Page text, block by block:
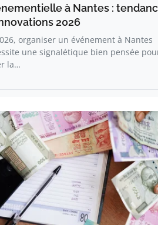
à Nantes :
2026
organiser un événement à Nantes
une signalétique bien pensée
la…